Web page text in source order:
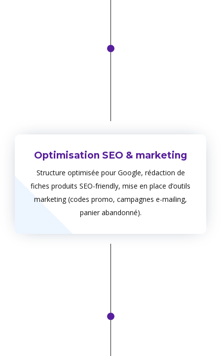
Optimisation SEO & marketing
Structure optimisée pour Google, rédaction de
fiches produits SEO-friendly, mise en place d’outils
marketing (codes promo, campagnes e-mailing,
panier abandonné).